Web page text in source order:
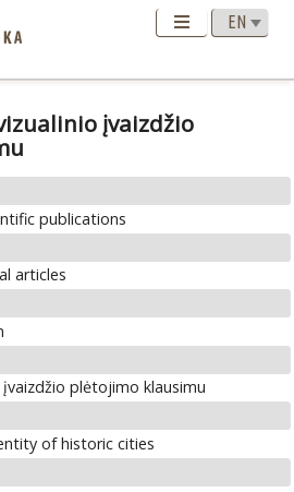
įvaizdžio
publications
articles
plėtojimo klausimu
of historic cities